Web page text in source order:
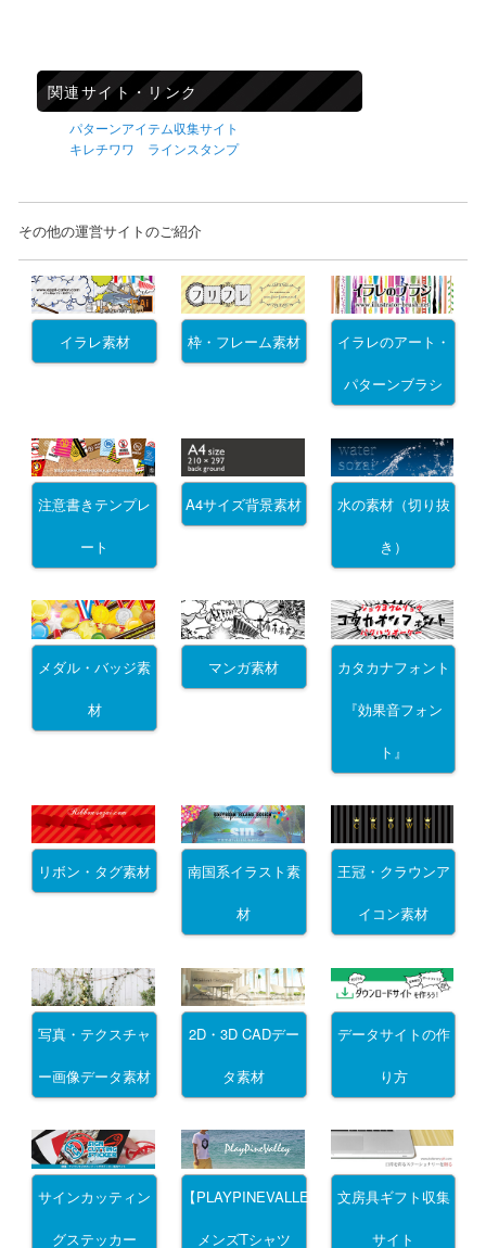
関連サイト・リンク
パターンアイテム収集サイト
キレチワワ ラインスタンプ
その他の運営サイトのご紹介
イラレ素材 枠・フレーム素材 イラレのアート・
パターンブラシ
注意書きテンプレ
ート
A4サイズ背景素材 水の素材（切り抜
き）
メダル・バッジ素
材
マンガ素材 カタカナフォント
『効果音フォン
ト』
リボン・タグ素材 南国系イラスト素
材
王冠・クラウンア
イコン素材
写真・テクスチャ
ー画像データ素材
2D・3D CADデー
タ素材
データサイトの作
り方
サインカッティン
グステッカー
【PLAYPINEVALLEY】
メンズTシャツ
文房具ギフト収集
サイト